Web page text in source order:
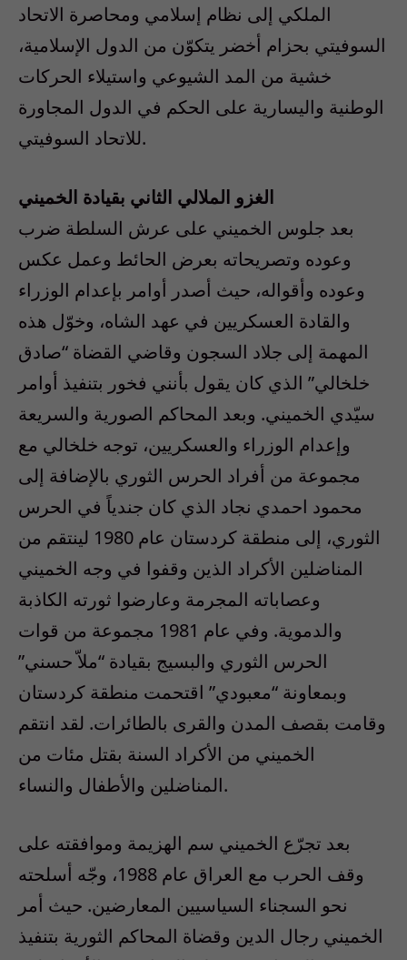
الملكي إلى نظام إسلامي ومحاصرة الاتحاد
السوفيتي بحزام أخضر يتكوّن من الدول الإسلامية،
خشية من المد الشيوعي واستيلاء الحركات
الوطنية واليسارية على الحكم في الدول المجاورة
للاتحاد السوفيتي.
الغزو الملالي الثاني بقيادة الخميني
بعد جلوس الخميني على عرش السلطة ضرب
وعوده وتصريحاته بعرض الحائط وعمل عكس
وعوده وأقواله، حيث أصدر أوامر بإعدام الوزراء
والقادة العسكريين في عهد الشاه، وخوّل هذه
المهمة إلى جلاد السجون وقاضي القضاة “صادق
خلخالي” الذي كان يقول بأنني فخور بتنفيذ أوامر
سيّدي الخميني. وبعد المحاكم الصورية والسريعة
وإعدام الوزراء والعسكريين، توجه خلخالي مع
مجموعة من أفراد الحرس الثوري بالإضافة إلى
محمود احمدي نجاد الذي كان جندياً في الحرس
الثوري، إلى منطقة كردستان عام 1980 لينتقم من
المناضلين الأكراد الذين وقفوا في وجه الخميني
وعصاباته المجرمة وعارضوا ثورته الكاذبة
والدموية. وفي عام 1981 مجموعة من قوات
الحرس الثوري والبسيج بقيادة “ملاّ حسني”
وبمعاونة “معبودي” اقتحمت منطقة كردستان
وقامت بقصف المدن والقرى بالطائرات. لقد انتقم
الخميني من الأكراد السنة بقتل مئات من
المناضلين والأطفال والنساء.
بعد تجرّع الخميني سم الهزيمة وموافقته على
وقف الحرب مع العراق عام 1988، وجّه أسلحته
نحو السجناء السياسيين المعارضين. حيث أمر
الخميني رجال الدين وقضاة المحاكم الثورية بتنفيذ